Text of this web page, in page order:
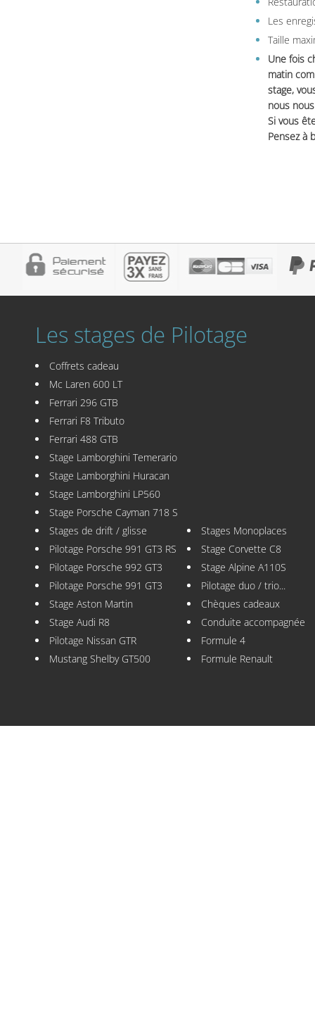
Les
Taille
Une fois
matin
stage,
nous
Si vous
Pensez à
Les stages de Pilotage
Coffrets cadeau
Mc Laren 600 LT
Ferrari 296 GTB
Ferrari F8 Tributo
Ferrari 488 GTB
Stage Lamborghini Temerario
Stage Lamborghini Huracan
Stage Lamborghini LP560
Stage Porsche Cayman 718 S
Stages de drift / glisse
Pilotage Porsche 991 GT3 RS
Pilotage Porsche 992 GT3
Pilotage Porsche 991 GT3
Stage Aston Martin
Stage Audi R8
Pilotage Nissan GTR
Mustang Shelby GT500
Stages Monoplaces
Stage Corvette C8
Stage Alpine A110S
Pilotage duo / trio...
Chèques cadeaux
Conduite accompagnée
Formule 4
Formule Renault